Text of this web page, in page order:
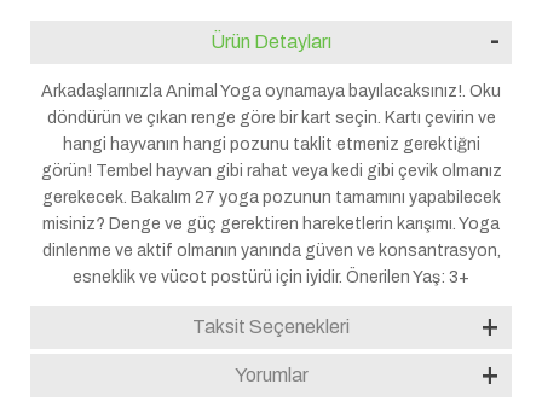
Ürün Detayları
Arkadaşlarınızla Animal Yoga oynamaya bayılacaksınız!. Oku
döndürün ve çıkan renge göre bir kart seçin. Kartı çevirin ve
hangi hayvanın hangi pozunu taklit etmeniz gerektiğni
görün! Tembel hayvan gibi rahat veya kedi gibi çevik olmanız
gerekecek. Bakalım 27 yoga pozunun tamamını yapabilecek
misiniz? Denge ve güç gerektiren hareketlerin karışımı. Yoga
dinlenme ve aktif olmanın yanında güven ve konsantrasyon,
esneklik ve vücot postürü için iyidir. Önerilen Yaş: 3+
Taksit Seçenekleri
Yorumlar